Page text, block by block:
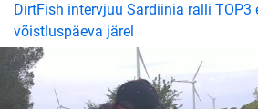
DirtFish intervjuu Sardiinia ralli TOP3
võistluspäeva järel